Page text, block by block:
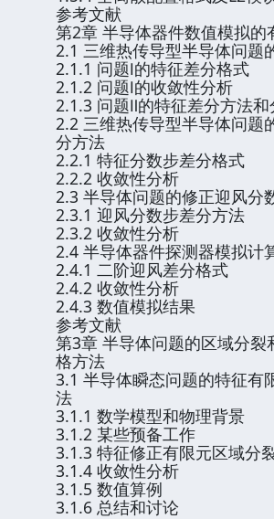
参考文献
第2章 半导体器件数值模拟的
2.1 三维热传导型半导体问题
2.1.1 问题Ⅰ的特征差分格式
2.1.2 问题Ⅰ的收敛性分析
2.1.3 问题Ⅱ的特征差分方法和
2.2 三维热传导型半导体问题
分方法
2.2.1 特征分数步差分格式
2.2.2 收敛性分析
2.3 半导体问题的修正迎风分
2.3.1 迎风分数步差分方法
2.3.2 收敛性分析
2.4 半导体器件探测器模拟计
2.4.1 二阶迎风差分格式
2.4.2 收敛性分析
2.4.3 数值模拟结果
参考文献
第3章 半导体问题的区域分裂
格方法
3.1 半导体瞬态问题的特征有
法
3.1.1 数学模型和物理背景
3.1.2 某些预备工作
3.1.3 特征修正有限元区域分
3.1.4 收敛性分析
3.1.5 数值算例
3.1.6 总结和讨论